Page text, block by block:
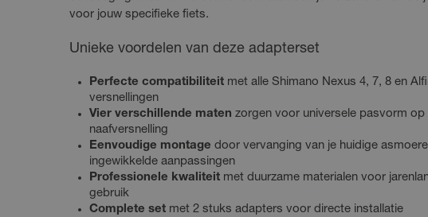
voor jouw specifieke fiets.
Unieke voordelen van deze adapterset
Perfecte compatibiliteit met alle Shimano Nexus 4, 7, 8 en
versnellingen
Vier verschillende maten zorgen voor universele pasvorm op
naafversnelling
Eenvoudige montage door vervanging van je huidige
ingewikkelde aanpassingen
Professionele kwaliteit met duurzame materialen voor
gebruik
Complete set met 2 stuks adapters voor directe installatie